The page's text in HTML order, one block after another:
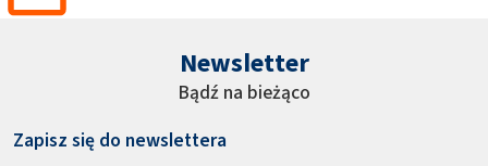
Newsletter
Bądź na bieżąco
Zapisz się do newslettera